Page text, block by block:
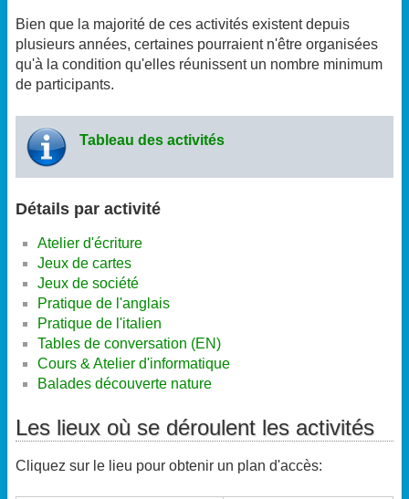
Bien que la majorité de ces activités existent depuis
plusieurs années, certaines pourraient n'être organisées
qu'à la condition qu'elles réunissent un nombre minimum
de participants.
Tableau des activités
Détails par activité
Atelier d'écriture
Jeux de cartes
Jeux de société
Pratique de l'anglais
Pratique de l'italien
Tables de conversation (EN)
Cours & Atelier d'informatique
Balades découverte nature
Les lieux où se déroulent les activités
Cliquez sur le lieu pour obtenir un plan d'accès: